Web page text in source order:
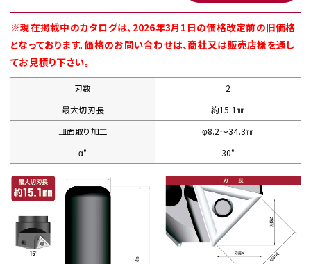
生産終了品
※現在掲載中のカタログは、2026年3月1日の価格改定前の旧価格
となっております。価格のお問い合わせは、商社又は販売店様を通し
てお見積り下さい。
刃数
2
最大切刃長
約15.1㎜
皿面取り加工
φ8.2〜34.3㎜
α°
30°